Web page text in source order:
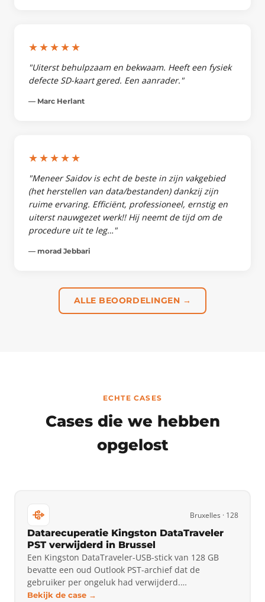
★★★★★
"Uiterst behulpzaam en bekwaam. Heeft een fysiek
defecte SD-kaart gered. Een aanrader."
— Marc Herlant
★★★★★
"Meneer Saidov is echt de beste in zijn vakgebied
(het herstellen van data/bestanden) dankzij zijn
ruime ervaring. Efficiënt, professioneel, ernstig en
uiterst nauwgezet werk!! Hij neemt de tijd om de
procedure uit te leg…"
— morad Jebbari
ALLE BEOORDELINGEN →
ECHTE CASES
Cases die we hebben
opgelost
Bruxelles · 128
Datarecuperatie Kingston DataTraveler
PST verwijderd in Brussel
Een Kingston DataTraveler-USB-stick van 128 GB
bevatte een oud Outlook PST-archief dat de
gebruiker per ongeluk had verwijderd.…
Bekijk de case →